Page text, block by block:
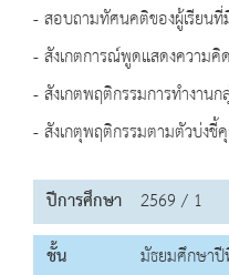
- สอบถามทัศนคติของผู้เรียน
- สังเกตการณ์พูดแสดงความคิ
- สังเกตพฤติกรรมการทำงานก
- สังเกตุพฤติกรรมตามตัวบ่ง
ปีการศึกษา 2569 / 1
ชั้น
มัธยมศึกษา